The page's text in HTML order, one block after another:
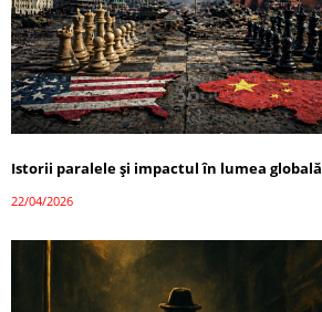
Istorii paralele și impactul în lumea globală
22/04/2026